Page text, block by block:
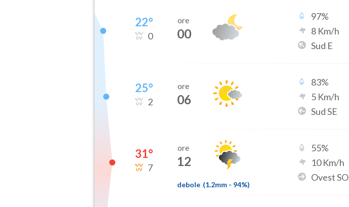
22°
0
ore
00
97%
8 Km/h
Sud E
25°
2
ore
06
83%
5 Km/h
Sud SE
31°
7
ore
12
debole (1.2mm - 94%)
55%
10Km/h
Ovest SO